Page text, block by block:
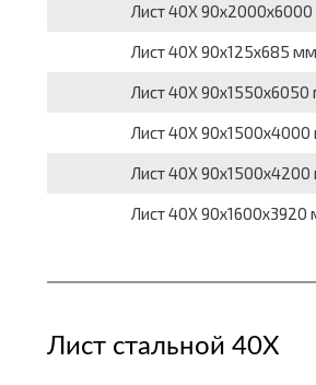
Лист 40Х 90х2000х6000
Лист 40Х 90х125х685
Лист 40Х 90х1550х6050
Лист 40Х 90х1500х4000
Лист 40Х 90х1500х4200
Лист 40Х 90х1600х3920
Лист стальной 40Х